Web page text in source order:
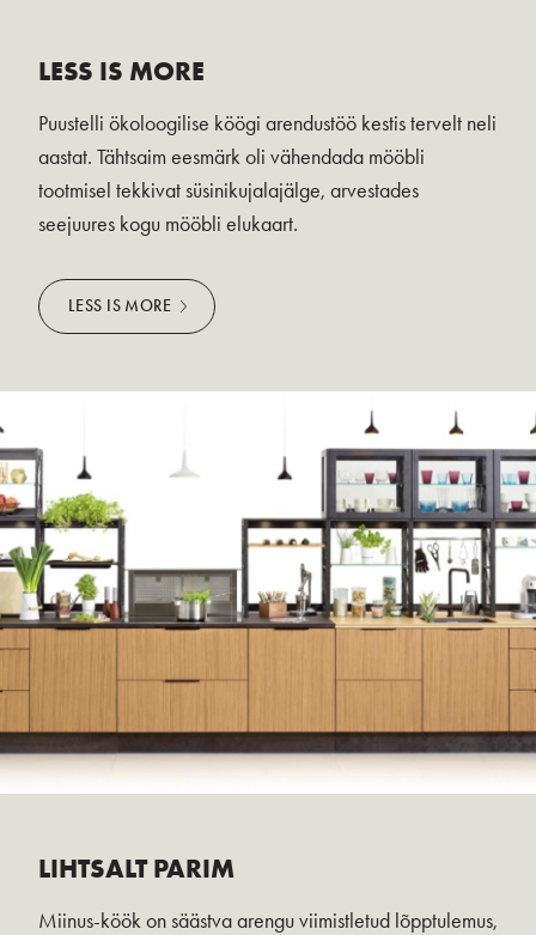
LESS IS MORE
Puustelli ökoloogilise köögi arendustöö kestis tervelt neli
aastat. Tähtsaim eesmärk oli vähendada mööbli
tootmisel tekkivat süsinikujalajälge, arvestades
seejuures kogu mööbli elukaart.
LESS IS MORE
LIHTSALT PARIM
Miinus-köök on säästva arengu viimistletud lõpptulemus,